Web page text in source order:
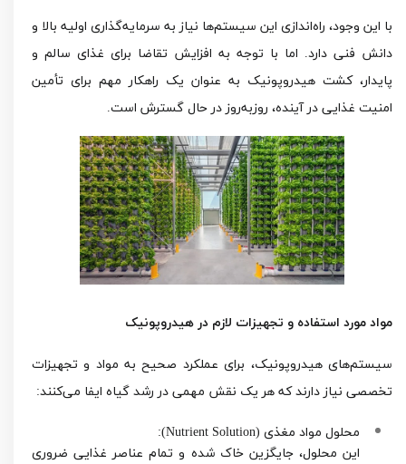
با این وجود، راه‌اندازی این سیستم‌ها نیاز به سرمایه‌گذاری اولیه بالا و
دانش فنی دارد. اما با توجه به افزایش تقاضا برای غذای سالم و
پایدار، کشت هیدروپونیک به عنوان یک راهکار مهم برای تأمین
امنیت غذایی در آینده، روزبه‌روز در حال گسترش است.
مواد مورد استفاده و تجهیزات لازم در هیدروپونیک
سیستم‌های هیدروپونیک، برای عملکرد صحیح به مواد و تجهیزات
تخصصی نیاز دارند که هر یک نقش مهمی در رشد گیاه ایفا می‌کنند:
محلول مواد مغذی (Nutrient Solution):
این محلول، جایگزین خاک شده و تمام عناصر غذایی ضروری